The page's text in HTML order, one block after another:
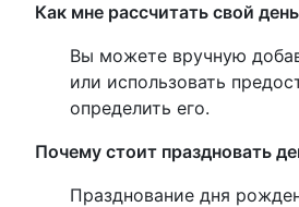
Как мне рассчитать свой
Вы можете вручную
или использовать
определить его.
Почему стоит праздновать
Празднование дня